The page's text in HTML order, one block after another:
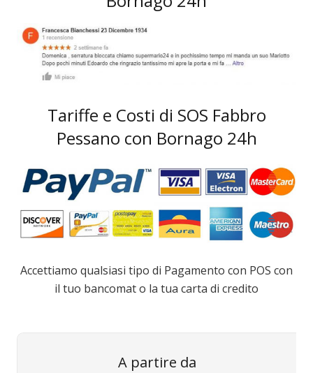
Tariffe e Costi di SOS Fabbro
Pessano con Bornago 24h
Accettiamo qualsiasi tipo di Pagamento con POS con
il tuo bancomat o la tua carta di credito
A partire da